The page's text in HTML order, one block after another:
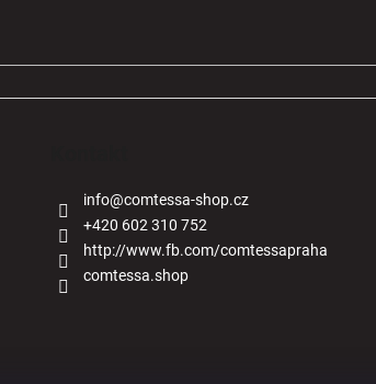
info@comtessa-shop.cz
+420 602 310 752
http://www.fb.com/comtessapraha
comtessa.shop